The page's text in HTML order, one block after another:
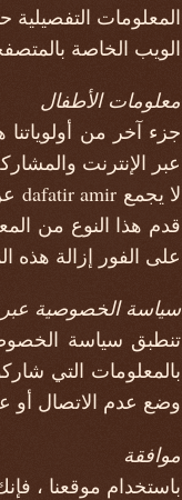
المعلومات
الويب الخاصة
معلومات الأطفال
جزء آخر من
عبر الإنترنت
قدم هذا النوع من
على الفور إزالة هذه
سياسة الخصوصية عبر
تنطبق سياسة
بالمعلومات التي
وضع عدم الاتصال أو
موافقة
باستخدام موقعنا ،